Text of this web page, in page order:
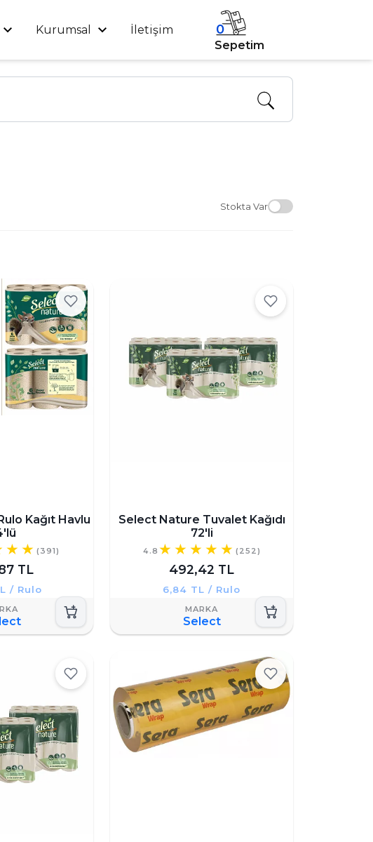
Kurumsal İletişim 0
Sepetim
Stokta Var
Kağıt Havlu
(391)
TL
/ Rulo
Select Nature Tuvalet Kağıdı
72'li
4.8 (252)
492,42 TL
6,84 TL / Rulo
Select